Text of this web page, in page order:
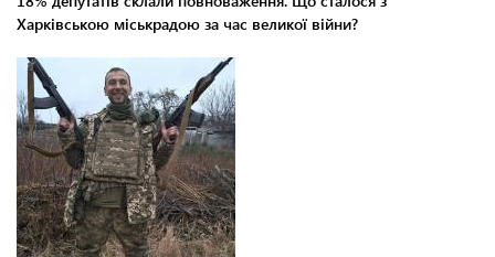
Харківською міськрадою за час великої війни?